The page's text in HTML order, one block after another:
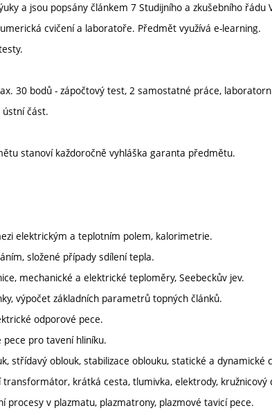
a jsou popsány článkem 7 Studijního a zkušebního řádu
cvičení a laboratoře. Předmět využívá e-learning.
30 bodů - zápočtový test, 2 samostatné práce,
ústní část.
stanoví každoročně vyhláška garanta předmětu.
elektrickým a teplotním polem, kalorimetrie.
složené případy sdílení tepla.
mechanické a elektrické teploměry, Seebeckův jev.
výpočet základních parametrů topných článků.
odporové pece.
pro tavení hliníku.
střídavý oblouk, stabilizace oblouku, statické a dynamické
krátká cesta, tlumivka, elektrody, kružnicový
procesy v plazmatu, plazmatrony, plazmové tavicí pece.